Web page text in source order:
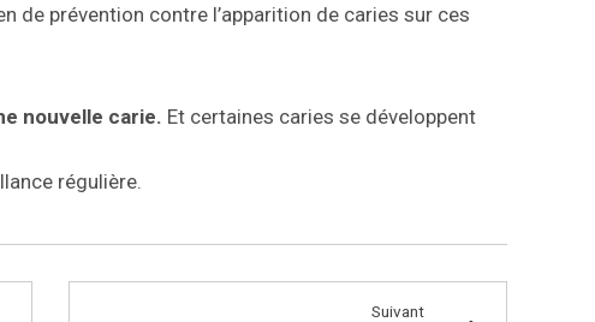
de prévention contre l’apparition de caries sur ces
nouvelle carie. Et certaines caries se développent
régulière.
Suivant